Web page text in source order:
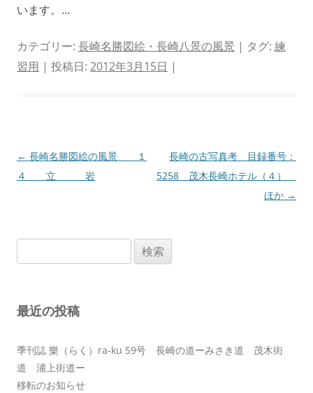
います。…
カテゴリー: 長崎名勝図絵・長崎八景の風景 | タグ: 練
習用 | 投稿日: 2012年3月15日 |
投
稿
ン
← 長崎名勝図絵の風景 １
４ 立 岩
長崎の古写真考 目録番号：
5258 茂木長崎ホテル（４）
ほか →
索:
最近の投稿
季刊誌 樂（らく）ra-ku 59号 長崎の道ーみさき道 茂木街
道 浦上街道ー
移転のお知らせ